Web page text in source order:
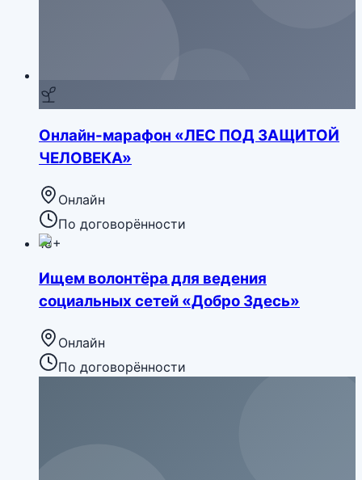
Онлайн-марафон «ЛЕС ПОД ЗАЩИТОЙ
ЧЕЛОВЕКА»
Онлайн
По договорённости
18+
Ищем волонтёра для ведения
социальных сетей «Добро Здесь»
Онлайн
По договорённости